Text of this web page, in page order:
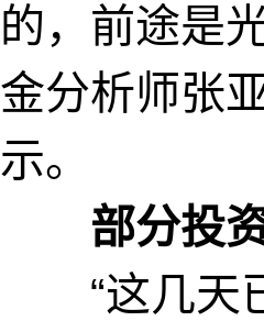
的，前途是
金分析师张
示。
部分投
“这几天已